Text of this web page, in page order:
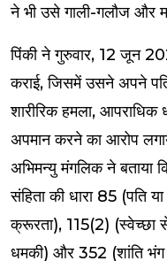
ने भी उसे गाली-गलौज और
पिंकी ने गुरुवार, 12 जून
कराई, जिसमें उसने अपने
शारीरिक हमला,
अपमान करने का आरोप
अभिमन्यु मंगलिक ने बताया
संहिता की धारा 85 (पति या
क्रूरता), 115(2) (स्वेच्छा
धमकी) और 352 (शांति